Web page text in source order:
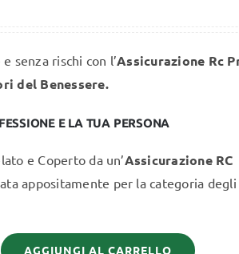
senza rischi con l’Assicurazione Rc
del Benessere.
E LA TUA PERSONA
e Coperto da un’Assicurazione RC
appositamente per la categoria
AGGIUNGI AL CARRELLO